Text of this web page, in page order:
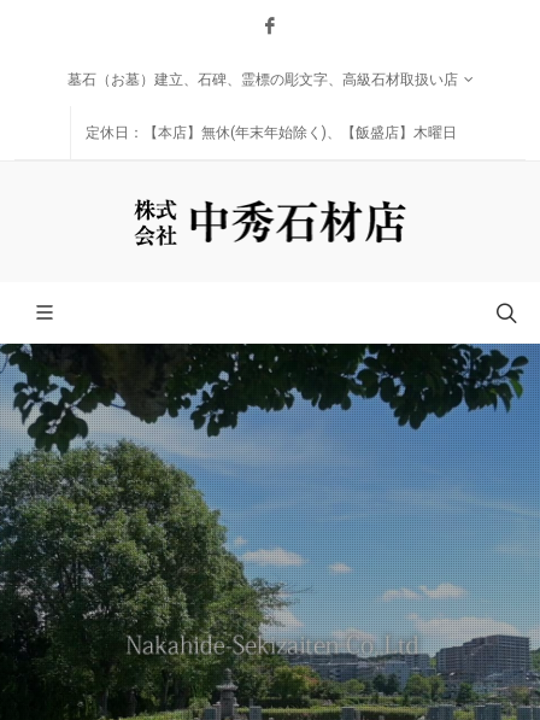
墓石（お墓）建立、石碑、霊標の彫文字、高級石材取扱い店
定休日：【本店】無休(年末年始除く)、【飯盛店】木曜日